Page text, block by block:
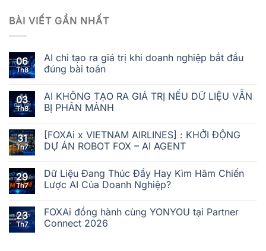
BÀI VIẾT GẦN NHẤT
06
Th8
AI chỉ tạo ra giá trị khi doanh nghiệp bắt đầu
đúng bài toán
03
Th8
AI KHÔNG TẠO RA GIÁ TRỊ NẾU DỮ LIỆU VẪN
BỊ PHÂN MẢNH
31
Th7
[FOXAi x VIETNAM AIRLINES] : KHỞI ĐỘNG
DỰ ÁN ROBOT FOX – AI AGENT
29
Th7
Dữ Liệu Đang Thúc Đẩy Hay Kìm Hãm Chiến
Lược AI Của Doanh Nghiệp?
23
Th7
FOXAi đồng hành cùng YONYOU tại Partner
Connect 2026